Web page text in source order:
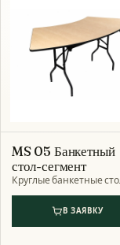
MS 05 Банкетный
стол-сегмент
Круглые банкетные
В ЗАЯВКУ